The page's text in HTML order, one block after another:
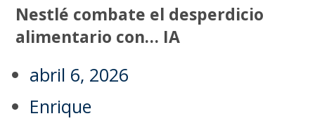
Nestlé combate el desperdicio
alimentario con… IA
abril 6, 2026
Enrique